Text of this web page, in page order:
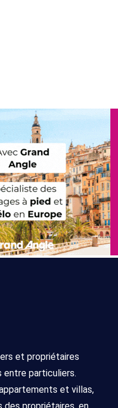
et propriétaires
entre particuliers.
et villas,
propriétaires, en